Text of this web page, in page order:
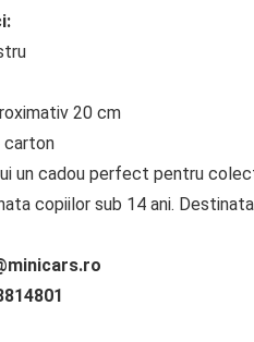
20 cm
carton
un cadou perfect pentru
copiilor sub 14 ani.